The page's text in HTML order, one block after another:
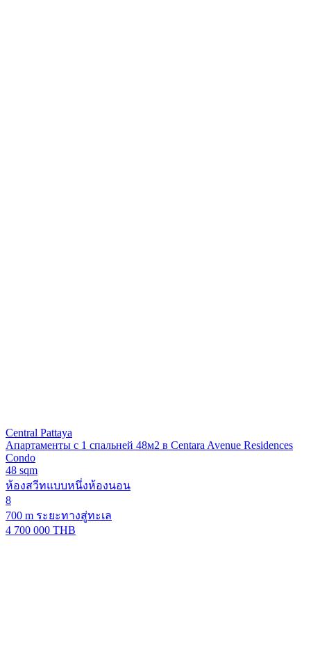
Central Pattaya
Апартаменты с 1 спальней 48м2 в Centara Avenue Residences
Condo
48 sqm
ห้องสวีทแบบหนึ่งห้องนอน
8
700 m ระยะทางสู่ทะเล
4 700 000 THB